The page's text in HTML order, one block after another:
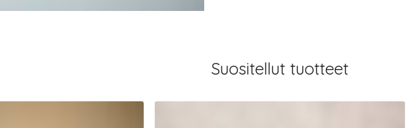
Suositellut tuotteet